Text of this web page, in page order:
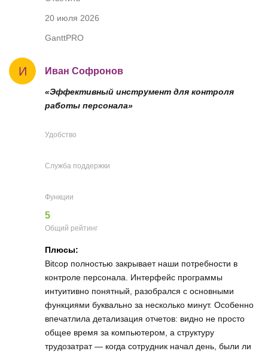
20 июля 2026
GanttPRO
И Иван Софронов
«Эффективный инструмент для контроля
работы персонала»
Удобство
Служба поддержки
Функции
5
Общий рейтинг
Плюсы:
Bitcop полностью закрывает наши потребности в
контроле персонала. Интерфейс программы
интуитивно понятный, разобрался с основными
функциями буквально за несколько минут. Особенно
впечатлила детализация отчетов: видно не просто
общее время за компьютером, а структуру
трудозатрат — когда сотрудник начал день, были ли